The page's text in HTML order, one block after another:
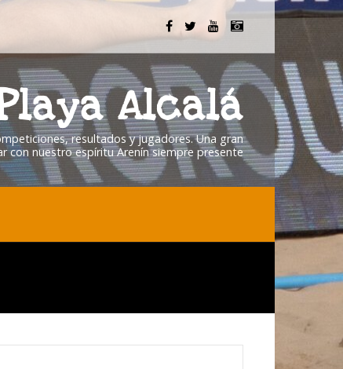
Alcalá
resultados y jugadores. Una gran
con nuestro espíritu Arenín siempre presente